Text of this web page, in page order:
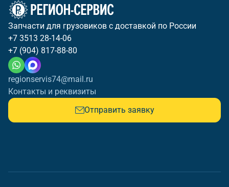
Запчасти для грузовиков с доставкой по России
+7 3513 28-14-06
+7 (904) 817-88-80
regionservis74@mail.ru
Контакты и реквизиты
Отправить заявку